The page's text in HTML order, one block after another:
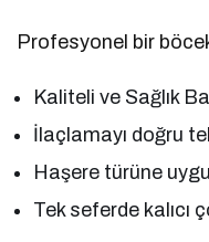
Profesyonel bir
Kaliteli ve Sağlık
İlaçlamayı doğru
Haşere türüne
Tek seferde kalıcı